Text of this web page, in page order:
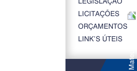
LICITAÇÕES
ORÇAMENTOS
LINK’S ÚTEIS